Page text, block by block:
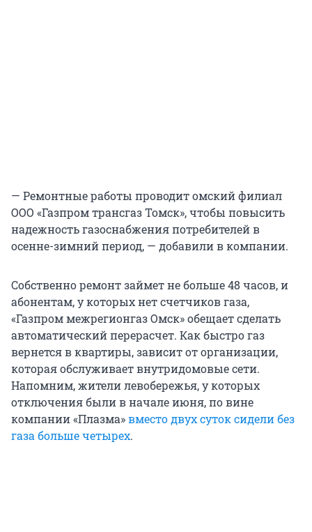
— Ремонтные работы проводит омский филиал
ООО «Газпром трансгаз Томск», чтобы повысить
надежность газоснабжения потребителей в
осенне-зимний период, — добавили в компании.
Собственно ремонт займет не больше 48 часов, и
абонентам, у которых нет счетчиков газа,
«Газпром межрегионгаз Омск» обещает сделать
автоматический перерасчет. Как быстро газ
вернется в квартиры, зависит от организации,
которая обслуживает внутридомовые сети.
Напомним, жители левобережья, у которых
отключения были в начале июня, по вине
компании «Плазма»вместо двух суток сидели без
газа больше четырех.